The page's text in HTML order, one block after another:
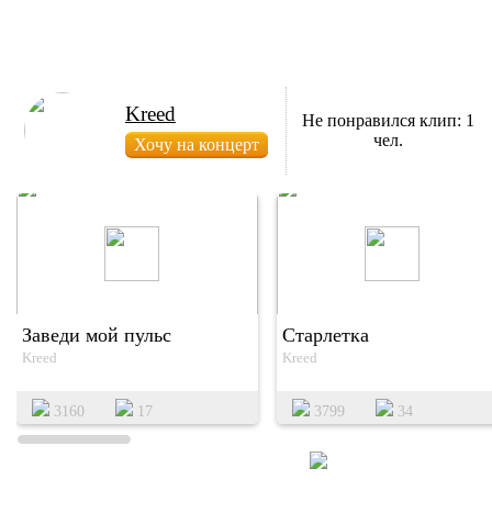
Kreed
Не понравился клип: 1
чел.
Заведи мой пульс
Kreed
3160 17
Старлетка
Kreed
3799 34